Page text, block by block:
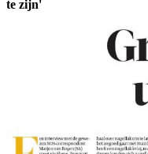
te zijn'